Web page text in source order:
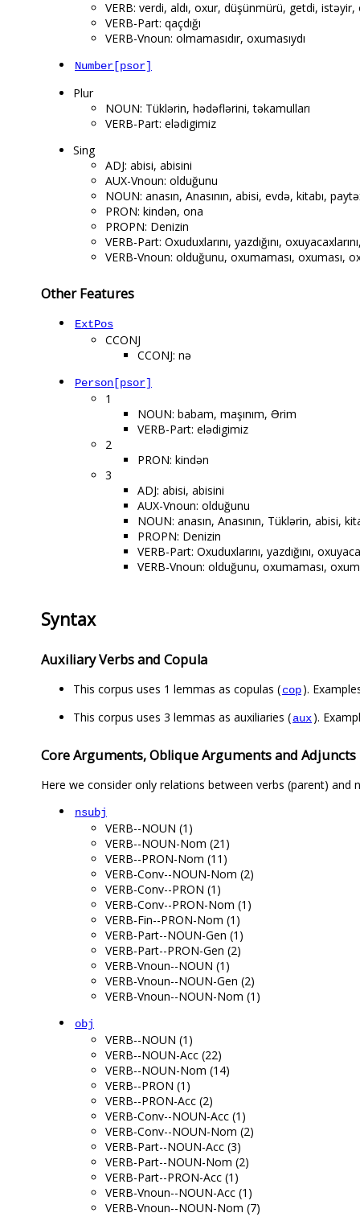
VERB: verdi, aldı, oxur, düşünmürü, getdi,
VERB-Part: qaçdığı
VERB-Vnoun: olmamasıdır, oxumasıydı
Number[psor]
Plur
NOUN: Tüklərin, hədəflərini, təkamulları
VERB-Part: elədigimiz
Sing
ADJ: abisi, abisini
AUX-Vnoun: olduğunu
NOUN: anasın, Anasının, abisi, evdə, kitabı,
PRON: kindən, ona
PROPN: Denizin
VERB-Part: Oxuduxlarını, yazdığını,
VERB-Vnoun: olduğunu, oxumaması, oxuması,
Other Features
ExtPos
CCONJ
CCONJ: nə
Person[psor]
1
NOUN: babam, maşınım, Ərim
VERB-Part: elədigimiz
2
PRON: kindən
3
ADJ: abisi, abisini
AUX-Vnoun: olduğunu
NOUN: anasın, Anasının, Tüklərin, abisi,
PROPN: Denizin
VERB-Part: Oxuduxlarını, yazdığını,
VERB-Vnoun: olduğunu, oxumaması,
Syntax
Auxiliary Verbs and Copula
This corpus uses 1 lemmas as copulas (cop).
This corpus uses 3 lemmas as auxiliaries (aux).
Core Arguments, Oblique Arguments and Adjuncts
Here we consider only relations between verbs (parent) and
nsubj
VERB--NOUN (1)
VERB--NOUN-Nom (21)
VERB--PRON-Nom (11)
VERB-Conv--NOUN-Nom (2)
VERB-Conv--PRON (1)
VERB-Conv--PRON-Nom (1)
VERB-Fin--PRON-Nom (1)
VERB-Part--NOUN-Gen (1)
VERB-Part--PRON-Gen (2)
VERB-Vnoun--NOUN (1)
VERB-Vnoun--NOUN-Gen (2)
VERB-Vnoun--NOUN-Nom (1)
obj
VERB--NOUN (1)
VERB--NOUN-Acc (22)
VERB--NOUN-Nom (14)
VERB--PRON (1)
VERB--PRON-Acc (2)
VERB-Conv--NOUN-Acc (1)
VERB-Conv--NOUN-Nom (2)
VERB-Part--NOUN-Acc (3)
VERB-Part--NOUN-Nom (2)
VERB-Part--PRON-Acc (1)
VERB-Vnoun--NOUN-Acc (1)
VERB-Vnoun--NOUN-Nom (7)